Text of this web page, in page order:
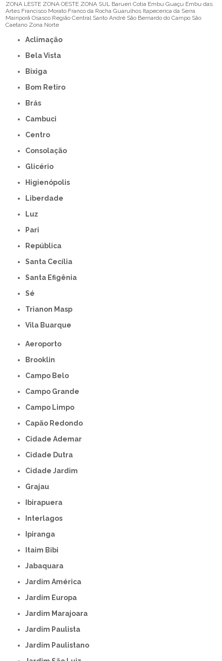
ZONA LESTE ZONA OESTE ZONA SUL Barueri Cotia Embu Guaçu Embu das
Artes Francisco Morato Franco da Rocha Guarulhos Itapecerica da Serra
Mairiporã Osasco Região Central Santo André São Bernardo do Campo São
Caetano Zona Norte
Aclimação
Bela Vista
Bixiga
Bom Retiro
Brás
Cambuci
Centro
Consolação
Glicério
Higienópolis
Liberdade
Luz
Pari
República
Santa Cecília
Santa Efigênia
Sé
Trianon Masp
Vila Buarque
Aeroporto
Brooklin
Campo Belo
Campo Grande
Campo Limpo
Capão Redondo
Cidade Ademar
Cidade Dutra
Cidade Jardim
Grajau
Ibirapuera
Interlagos
Ipiranga
Itaim Bibi
Jabaquara
Jardim América
Jardim Europa
Jardim Marajoara
Jardim Paulista
Jardim Paulistano